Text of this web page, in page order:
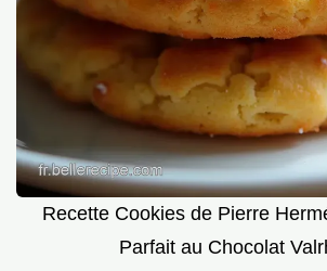
Recette Cookies de Pierre
Parfait au Chocolat